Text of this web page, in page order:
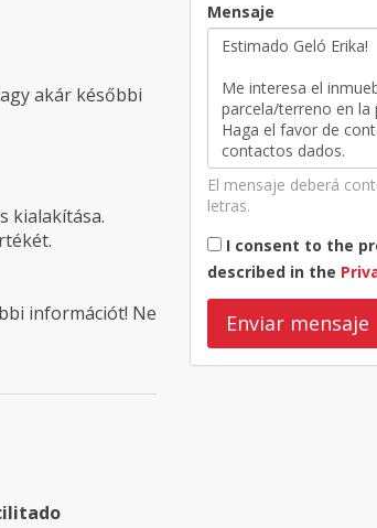
Mensaje
El mensaje deberá
letras.
I consent to the
described in the
Enviar mensaje
akár későbbi
kialakítása.
információt! Ne